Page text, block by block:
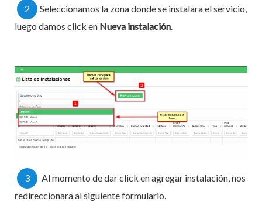
2
Seleccionamos la zona donde se instalara el servicio,
luego damos click en Nueva instalación.
3
Al momento de dar click en agregar instalación, nos
redireccionara al siguiente formulario.